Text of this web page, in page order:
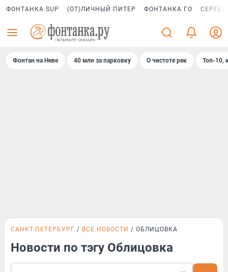
ФОНТАНКА SUP (ОТ)ЛИЧНЫЙ ПИТЕР ФОНТАНКА ГО
Фонтан на Неве 40 млн за парковку О чистоте рек Топ-10,
САНКТ-ПЕТЕРБУРГ ВСЕ НОВОСТИ ОБЛИЦОВКА
Новости по тэгу Облицовка